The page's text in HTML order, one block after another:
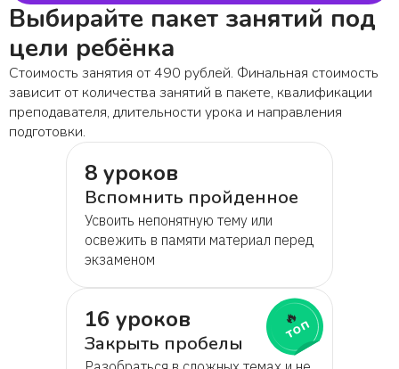
Выбирайте пакет занятий под
цели ребёнка
Стоимость занятия от 490 рублей. Финальная стоимость
зависит от количества занятий в пакете, квалификации
преподавателя, длительности урока и направления
подготовки.
8 уроков
Вспомнить пройденное
Усвоить непонятную тему или
освежить в памяти материал перед
экзаменом
16 уроков
Закрыть пробелы
🔥
топ